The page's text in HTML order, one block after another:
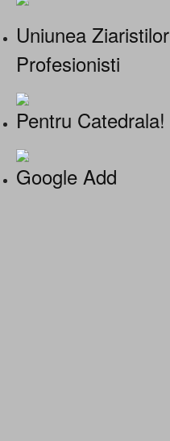
Uniunea Ziaristilor
Profesionisti
Pentru Catedrala!
Google Add